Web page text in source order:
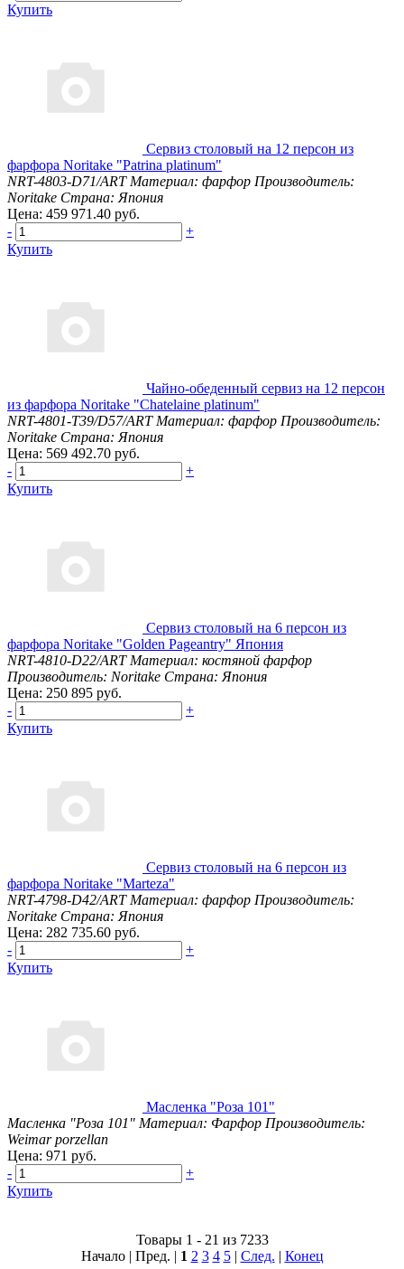
Купить
Сервиз столовый на 12 персон из
фарфора Noritake "Patrina platinum"
NRT-4803-D71/ART Материал: фарфор Производитель:
Noritake Страна: Япония
Цена: 459 971.40 руб.
-
+
Купить
Чайно-обеденный сервиз на 12 персон
из фарфора Noritake "Chatelaine platinum"
NRT-4801-T39/D57/ART Материал: фарфор Производитель:
Noritake Страна: Япония
Цена: 569 492.70 руб.
-
+
Купить
Сервиз столовый на 6 персон из
фарфора Noritake "Golden Pageantry" Япония
NRT-4810-D22/ART Материал: костяной фарфор
Производитель: Noritake Страна: Япония
Цена: 250 895 руб.
-
+
Купить
Сервиз столовый на 6 персон из
фарфора Noritake "Marteza"
NRT-4798-D42/ART Материал: фарфор Производитель:
Noritake Страна: Япония
Цена: 282 735.60 руб.
-
+
Купить
Масленка "Роза 101"
Масленка "Роза 101" Материал: Фарфор Производитель:
Weimar porzellan
Цена: 971 руб.
-
+
Купить
Товары 1 - 21 из 7233
Начало | Пред. | 1 2 3 4 5| След. | Конец